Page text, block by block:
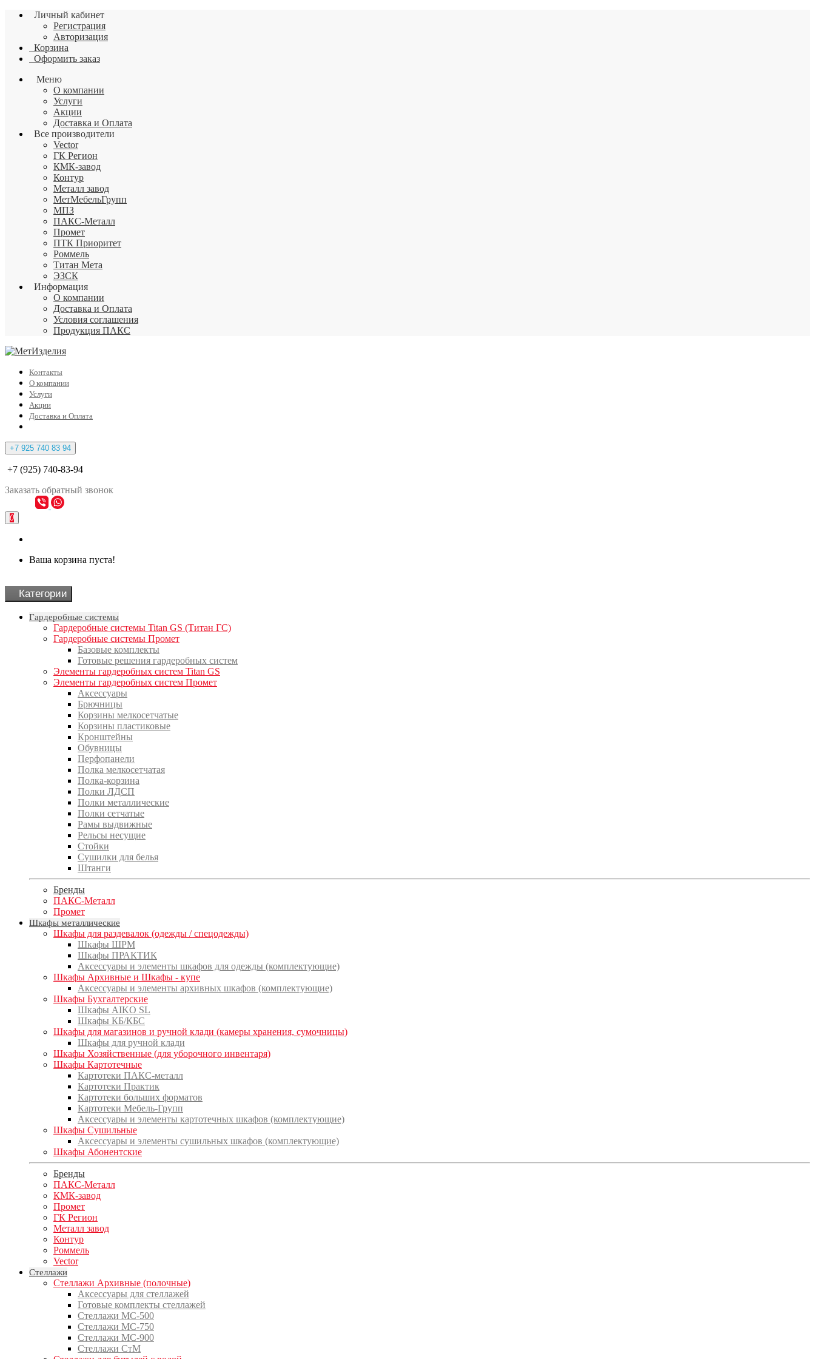
Личный кабинет
Регистрация
Авторизация
Корзина
Оформить заказ
Меню
О компании
Услуги
Акции
Доставка и Оплата
Все производители
Vector
ГК Регион
КМК-завод
Контур
Металл завод
МетМебельГрупп
МПЗ
ПАКС-Металл
Промет
ПТК Приоритет
Роммель
Титан Мета
ЭЗСК
Информация
О компании
Доставка и Оплата
Условия соглашения
Продукция ПАКС
Контакты
О компании
Услуги
Акции
Доставка и Оплата
+7 925 740 83 94
+7 (925) 740-83-94
Заказать обратный звонок
0
Ваша корзина пуста!
Категории
Гардеробные системы
Гардеробные системы Titan GS (Титан ГС)
Гардеробные системы Промет
Базовые комплекты
Готовые решения гардеробных систем
Элементы гардеробных систем Titan GS
Элементы гардеробных систем Промет
Аксессуары
Брючницы
Корзины мелкосетчатые
Корзины пластиковые
Кронштейны
Обувницы
Перфопанели
Полка мелкосетчатая
Полка-корзина
Полки ЛДСП
Полки металлические
Полки сетчатые
Рамы выдвижные
Рельсы несущие
Стойки
Сушилки для белья
Штанги
Бренды
ПАКС-Металл
Промет
Шкафы металлические
Шкафы для раздевалок (одежды / спецодежды)
Шкафы ШРМ
Шкафы ПРАКТИК
Аксессуары и элементы шкафов для одежды (комплектующие)
Шкафы Архивные и Шкафы - купе
Аксессуары и элементы архивных шкафов (комплектующие)
Шкафы Бухгалтерские
Шкафы AIKO SL
Шкафы КБ/КБС
Шкафы для магазинов и ручной клади (камеры хранения, сумочницы)
Шкафы для ручной клади
Шкафы Хозяйственные (для уборочного инвентаря)
Шкафы Картотечные
Картотеки ПАКС-металл
Картотеки Практик
Картотеки больших форматов
Картотеки Мебель-Групп
Аксессуары и элементы картотечных шкафов (комплектующие)
Шкафы Сушильные
Аксессуары и элементы сушильных шкафов (комплектующие)
Шкафы Абонентские
Бренды
ПАКС-Металл
КМК-завод
Промет
ГК Регион
Металл завод
Контур
Роммель
Vector
Стеллажи
Стеллажи Архивные (полочные)
Аксессуары для стеллажей
Готовые комплекты стеллажей
Стеллажи МС-500
Стеллажи МС-750
Стеллажи МС-900
Стеллажи СтМ